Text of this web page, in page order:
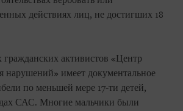
действиях лиц, не достигших 18
гражданских активистов «Центр
нарушений» имеет документальное
по меньшей мере 17-ти детей,
САС. Многие мальчики были